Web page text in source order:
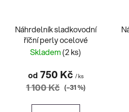
Náhrdelník sladkovodní
říční perly ocelové
Skladem(2 ks)
od 750 Kč / ks
1 100 Kč (–31 %)